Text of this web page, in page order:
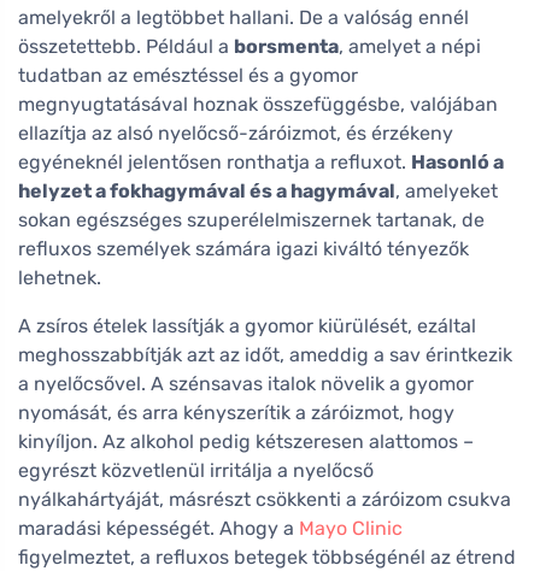
amelyekről a legtöbbet hallani. De a valóság ennél
összetettebb. Például a borsmenta, amelyet a népi
tudatban az emésztéssel és a gyomor
megnyugtatásával hoznak összefüggésbe, valójában
ellazítja az alsó nyelőcső-záróizmot, és érzékeny
egyéneknél jelentősen ronthatja a refluxot. Hasonló a
helyzet a fokhagymával és a hagymával, amelyeket
sokan egészséges szuperélelmiszernek tartanak, de
refluxos személyek számára igazi kiváltó tényezők
lehetnek.
A zsíros ételek lassítják a gyomor kiürülését, ezáltal
meghosszabbítják azt az időt, ameddig a sav érintkezik
a nyelőcsővel. A szénsavas italok növelik a gyomor
nyomását, és arra kényszerítik a záróizmot, hogy
kinyíljon. Az alkohol pedig kétszeresen alattomos –
egyrészt közvetlenül irritálja a nyelőcső
nyálkahártyáját, másrészt csökkenti a záróizom csukva
maradási képességét. Ahogy a Mayo Clinic
figyelmeztet, a refluxos betegek többségénél az étrend